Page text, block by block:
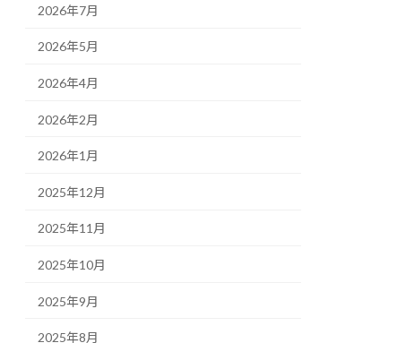
2026年7月
2026年5月
2026年4月
2026年2月
2026年1月
2025年12月
2025年11月
2025年10月
2025年9月
2025年8月